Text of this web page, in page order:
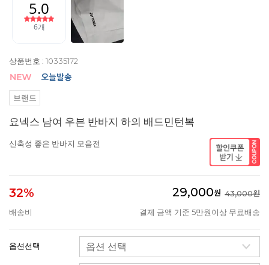
상품번호 : 10335172
브랜드
요넥스 남여 우븐 반바지 하의 배드민턴복
신축성 좋은 반바지 모음전
32% 29,000원 43,000원
배송비
결제 금액 기준 5만원이상 무료배송
옵션선택